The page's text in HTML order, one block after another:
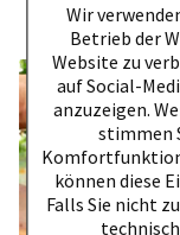
Wir
Betrieb der
Website zu
auf Social-
anzuzeigen.
stimmen
können diese
Falls Sie nicht